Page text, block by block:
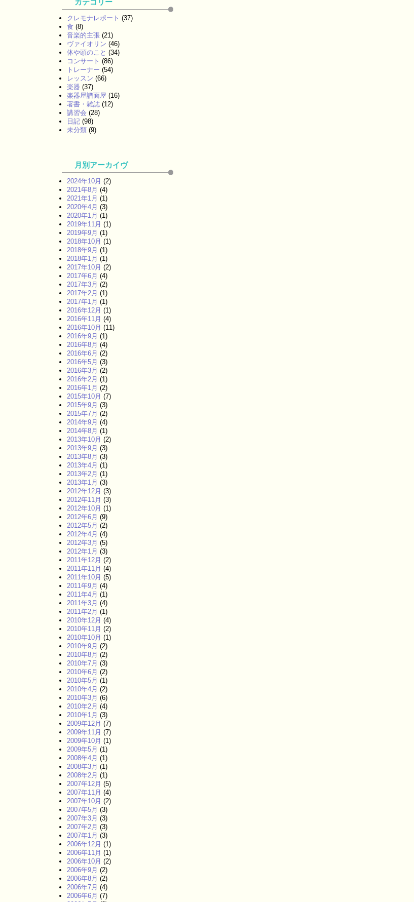
カテゴリー
クレモナレポート (37)
食 (8)
音楽的主張 (21)
ヴァイオリン (46)
体や頭のこと (34)
コンサート (86)
トレーナー (54)
レッスン (66)
楽器 (37)
楽器屋譜面屋 (16)
著書・雑誌 (12)
講習会 (28)
日記 (98)
未分類 (9)
月別アーカイヴ
2024年10月 (2)
2021年8月 (4)
2021年1月 (1)
2020年4月 (3)
2020年1月 (1)
2019年11月 (1)
2019年9月 (1)
2018年10月 (1)
2018年9月 (1)
2018年1月 (1)
2017年10月 (2)
2017年6月 (4)
2017年3月 (2)
2017年2月 (1)
2017年1月 (1)
2016年12月 (1)
2016年11月 (4)
2016年10月 (11)
2016年9月 (1)
2016年8月 (4)
2016年6月 (2)
2016年5月 (3)
2016年3月 (2)
2016年2月 (1)
2016年1月 (2)
2015年10月 (7)
2015年9月 (3)
2015年7月 (2)
2014年9月 (4)
2014年8月 (1)
2013年10月 (2)
2013年9月 (3)
2013年8月 (3)
2013年4月 (1)
2013年2月 (1)
2013年1月 (3)
2012年12月 (3)
2012年11月 (3)
2012年10月 (1)
2012年6月 (9)
2012年5月 (2)
2012年4月 (4)
2012年3月 (5)
2012年1月 (3)
2011年12月 (2)
2011年11月 (4)
2011年10月 (5)
2011年9月 (4)
2011年4月 (1)
2011年3月 (4)
2011年2月 (1)
2010年12月 (4)
2010年11月 (2)
2010年10月 (1)
2010年9月 (2)
2010年8月 (2)
2010年7月 (3)
2010年6月 (2)
2010年5月 (1)
2010年4月 (2)
2010年3月 (6)
2010年2月 (4)
2010年1月 (3)
2009年12月 (7)
2009年11月 (7)
2009年10月 (1)
2009年5月 (1)
2008年4月 (1)
2008年3月 (1)
2008年2月 (1)
2007年12月 (5)
2007年11月 (4)
2007年10月 (2)
2007年5月 (3)
2007年3月 (3)
2007年2月 (3)
2007年1月 (3)
2006年12月 (1)
2006年11月 (1)
2006年10月 (2)
2006年9月 (2)
2006年8月 (2)
2006年7月 (4)
2006年6月 (7)